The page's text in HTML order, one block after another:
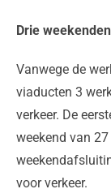
Drie
Vanwege de
viaducten 3
verkeer. De
weekend van
voor verkeer.